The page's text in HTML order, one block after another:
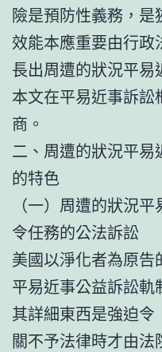
險是預防性義務，
效能本應重要由行
長出周遭的狀況平易
本文在平易近事訴
商。
二、周遭的狀況平
的特色
（一）周遭的狀況
令任務的公法訴訟
美國以淨化者為原
平易近事公益訴訟軌
其詳細東西是強迫
關不予法律時才由